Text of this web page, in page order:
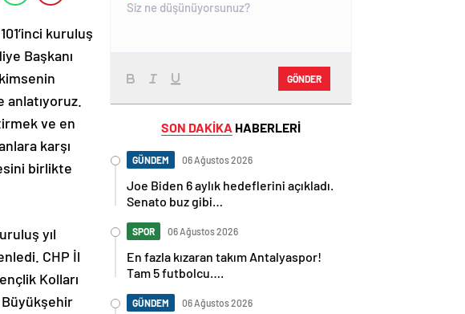
kuruluş
Başkanı
anlatıyoruz.
ve en
karşı
birlikte
yıl
CHP İl
Kolları
Büyükşehir
GÖNDER
SON DAKİKA HABERLERİ
GÜNDEM 06 Ağustos 2026
Joe Biden 6 aylık hedeflerini açıkladı.
Senato buz gibi…
SPOR 06 Ağustos 2026
En fazla kızaran takım Antalyaspor!
Tam 5 futbolcu….
GÜNDEM 06 Ağustos 2026